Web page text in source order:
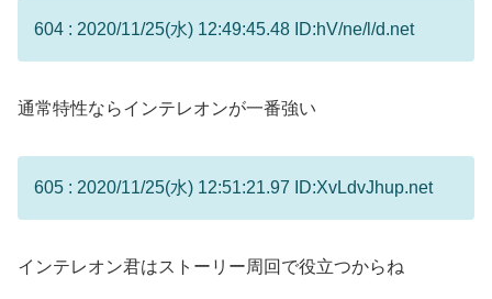
604 : 2020/11/25(水) 12:49:45.48 ID:hV/ne/l/d.net
通常特性ならインテレオンが一番強い
605 : 2020/11/25(水) 12:51:21.97 ID:XvLdvJhup.net
インテレオン君はストーリー周回で役立つからね